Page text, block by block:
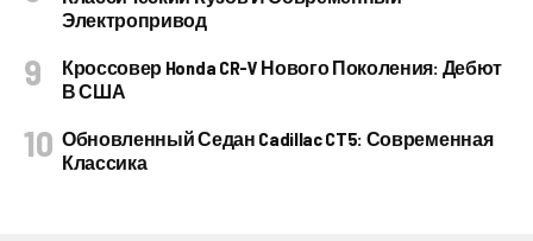
Электропривод
Кроссовер Honda CR-V Нового Поколения: Дебют
В США
Обновленный Седан Cadillac CT5: Современная
Классика